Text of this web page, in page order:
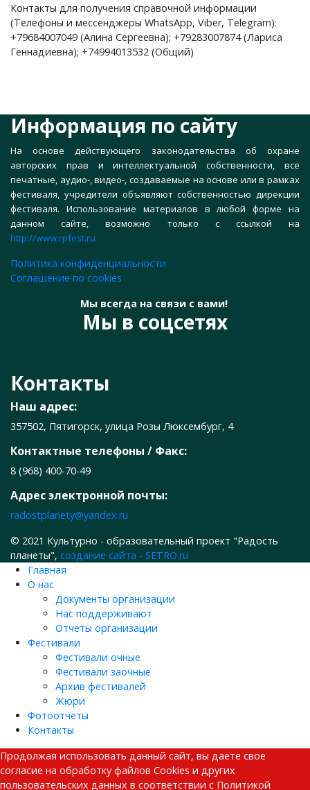
Контакты для получения справочной информации
(Телефоны и мессенджеры WhatsApp, Viber, Telegram):
+79684007049 (Алина Сергеевна); +79283007874 (Лариса
Геннадиевна); +74994013532 (Общий)
Информация по сайту
На основе действующего законодательства об охране
авторских прав и интеллектуальной собственности, все
печатные, аудио-, видео-, создаваемые на основе или в рамках
фестиваля, учредители объявляют собственностью дирекции
фестиваля. Использование материалов в любой форме на
данном сайте, возможно только с ссылкой на
http://www.rpfest.ru
Политика конфиденциальности
Соглашение по cookies
Мы всегда на связи с вами!
Мы в соцсетях
Контакты
Наш адрес:
357502, Пятигорск, улица Розы Люксембург, 4
Контактные телефоны / Факс:
8 (968) 400-70-49
Адрес электронной почты:
radostplanety@yandex.ru
© 2021 Культурно - образовательный проект "Радость
планеты", создание сайта - SETRO.ru
Главная
О нас
Документы организации
Нас поддерживают
Отчеты организации
Фестивали
Фестивали очные
Фестивали заочные
Архив фестивалей
Жюри
Фотоотчеты
Контакты
Продолжая использовать данный сайт, вы даете свое
согласие на обработку файлов Cookies и других
пользовательских данных в соответствии с Политикой